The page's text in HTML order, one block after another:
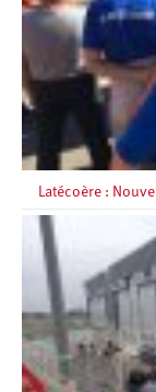
Latécoère :